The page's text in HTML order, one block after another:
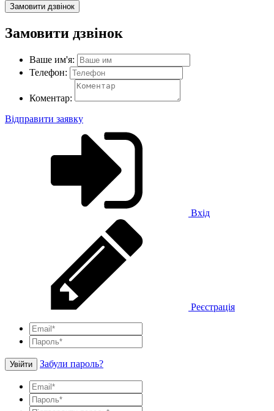
Замовити дзвінок
Замовити дзвінок
Ваше им'я:
Телефон:
Коментар:
Відправити заявку
Вхід
Реєстрація
Увійти Забули пароль?